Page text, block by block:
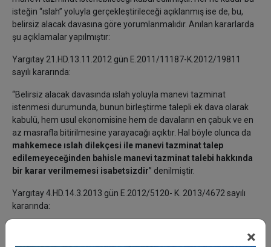
×
isteğin “ıslah” yoluyla gerçekleştirileceği açıklanmış ise de, bu,
belirsiz alacak davasına göre yorumlanmalıdır. Anılan kararlarda
şu açıklamalar yapılmıştır:
Yargıtay 21.HD.13.11.2012 gün E.2011/11187-K.2012/19811
sayılı kararında:
“Belirsiz alacak davasında ıslah yoluyla manevi tazminat
istenmesi durumunda, bunun birleştirme talepli ek dava olarak
kabulü, hem usul ekonomisine hem de davaların en çabuk ve en
az masrafla bitirilmesine yarayacağı açıktır. Hal böyle olunca da
mahkemece ıslah dilekçesi ile manevi tazminat talep
edilemeyeceğinden bahisle manevi tazminat talebi hakkında
bir karar verilmemesi isabetsizdir” denilmiştir.
Yargıtay 4.HD.14.3.2013 gün E.2012/5120- K. 2013/4672 sayılı
kararında: